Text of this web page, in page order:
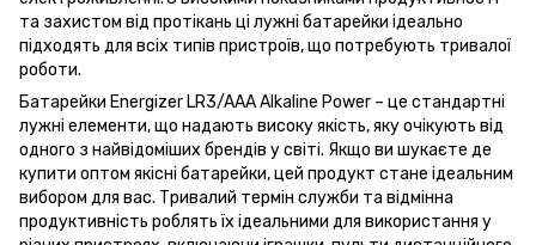
та захистом від протікань ці лужні батарейки ідеально
підходять для всіх типів пристроїв, що потребують тривалої
роботи.
Батарейки Energizer LR3/AAA Alkaline Power – це стандартні
лужні елементи, що надають високу якість, яку очікують від
одного з найвідоміших брендів у світі. Якщо ви шукаєте де
купити оптом якісні батарейки, цей продукт стане ідеальним
вибором для вас. Тривалий термін служби та відмінна
продуктивність роблять їх ідеальними для використання у